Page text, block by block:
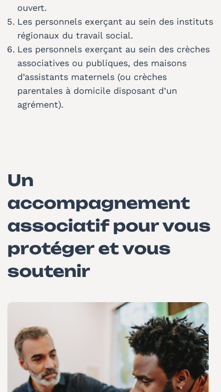
ouvert.
Les personnels exerçant au sein des instituts
régionaux du travail social.
Les personnels exerçant au sein des crèches
associatives ou publiques, des maisons
d’assistants maternels (ou crèches
parentales à domicile disposant d’un
agrément).
Un
accompagnement
associatif pour vous
protéger et vous
soutenir